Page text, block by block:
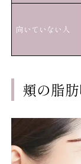
向いていない人
頬の脂